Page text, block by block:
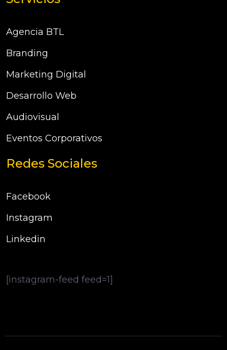
Agencia BTL
Branding
Marketing Digital
Desarrollo Web
Audiovisual
Eventos Corporativos
Redes Sociales
Facebook
Instagram
Linkedin
[instagram-feed feed=1]